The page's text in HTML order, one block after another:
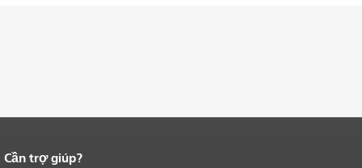
Kết thúc nội dung trang.
Cần trợ giúp?